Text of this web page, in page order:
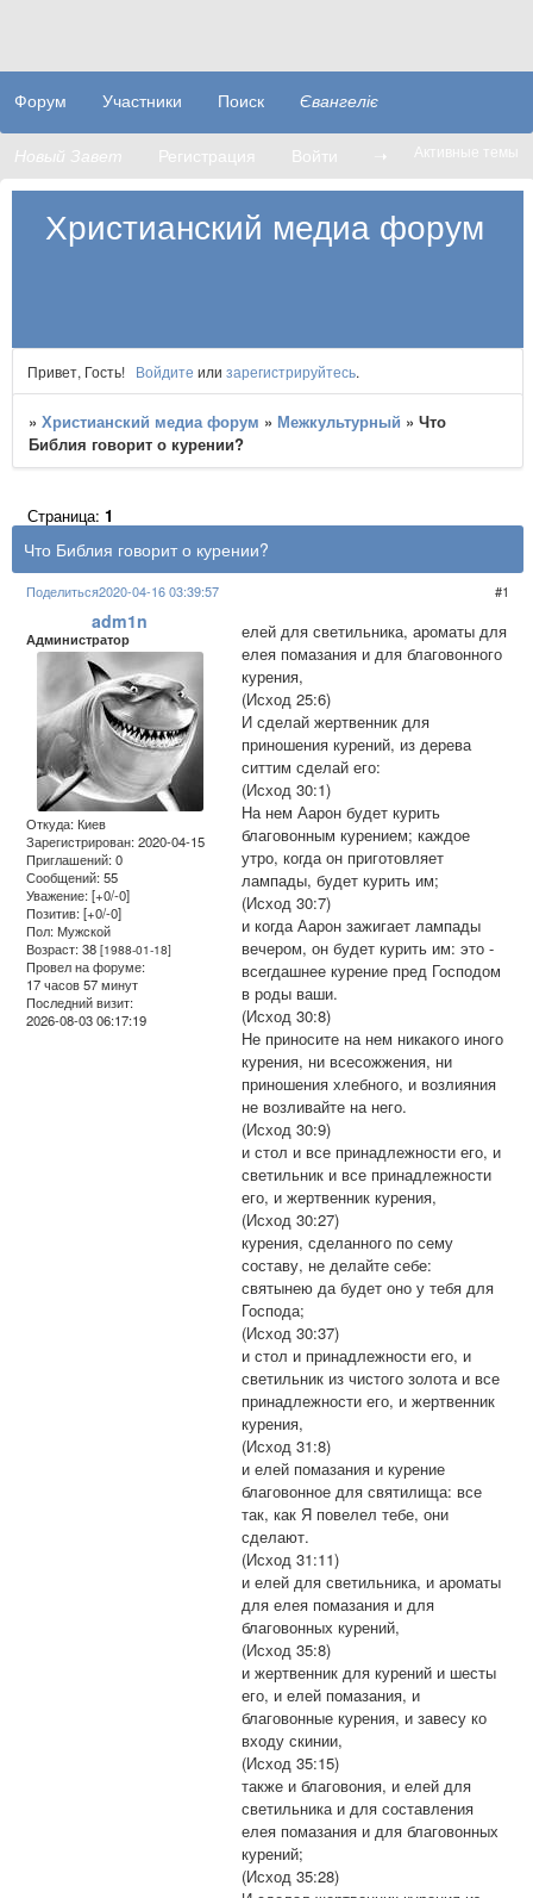
Христианский медиа форум
Форум Участники Поиск Євангеліє
Новый Завет Регистрация Войти ➝ Активные темы
Привет, Гость! Войдите или зарегистрируйтесь.
»Христианский медиа форум » Межкультурный »Что
Библия говорит о курении?
Что Библия говорит о курении?
Страница:1
Поделиться 1
2020-04-16 03:39:57
adm1n
Администратор
Откуда: Киев
Зарегистрирован: 2020-04-15
Приглашений:0
Сообщений:55
Уважение: [+0/-0]
Позитив: [+0/-0]
Пол: Мужской
Возраст:38[1988-01-18]
Провел на форуме:
17 часов 57 минут
Последний визит:
2026-08-03 06:17:19
елей для светильника, ароматы для
елея помазания и для благовонного
курения,
(Исход 25:6)
И сделай жертвенник для
приношения курений, из дерева
ситтим сделай его:
(Исход 30:1)
На нем Аарон будет курить
благовонным курением; каждое
утро, когда он приготовляет
лампады, будет курить им;
(Исход 30:7)
и когда Аарон зажигает лампады
вечером, он будет курить им: это -
всегдашнее курение пред Господом
в роды ваши.
(Исход 30:8)
Не приносите на нем никакого иного
курения, ни всесожжения, ни
приношения хлебного, и возлияния
не возливайте на него.
(Исход 30:9)
и стол и все принадлежности его, и
светильник и все принадлежности
его, и жертвенник курения,
(Исход 30:27)
курения, сделанного по сему
составу, не делайте себе:
святынею да будет оно у тебя для
Господа;
(Исход 30:37)
и стол и принадлежности его, и
светильник из чистого золота и все
принадлежности его, и жертвенник
курения,
(Исход 31:8)
и елей помазания и курение
благовонное для святилища: все
так, как Я повелел тебе, они
сделают.
(Исход 31:11)
и елей для светильника, и ароматы
для елея помазания и для
благовонных курений,
(Исход 35:8)
и жертвенник для курений и шесты
его, и елей помазания, и
благовонные курения, и завесу ко
входу скинии,
(Исход 35:15)
также и благовония, и елей для
светильника и для составления
елея помазания и для благовонных
курений;
(Исход 35:28)